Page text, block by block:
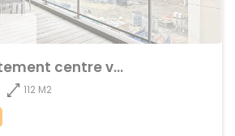
Achat Appartement centre ville
112 M2